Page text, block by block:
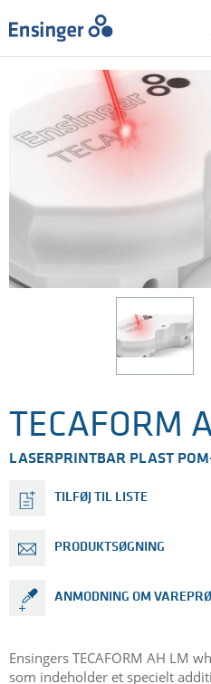
Din forespørgsel
Hjem
TECAFORM
LASERPRINTBAR PLAST
TILFØJ TIL LISTE
PRODUKTSØGNING
ANMODNING OM
Ensingers TECAFORM AH LM
som indeholder et specielt